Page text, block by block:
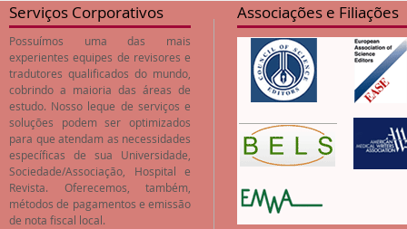
Serviços Corporativos
Possuímos uma das mais
experientes equipes de revisores e
tradutores qualificados do mundo,
cobrindo a maioria das áreas de
estudo. Nosso leque de serviços e
soluções podem ser optimizados
para que atendam as necessidades
específicas de sua Universidade,
Sociedade/Associação, Hospital e
Revista. Oferecemos, também,
métodos de pagamentos e emissão
de nota fiscal local.
Associações e Filiações